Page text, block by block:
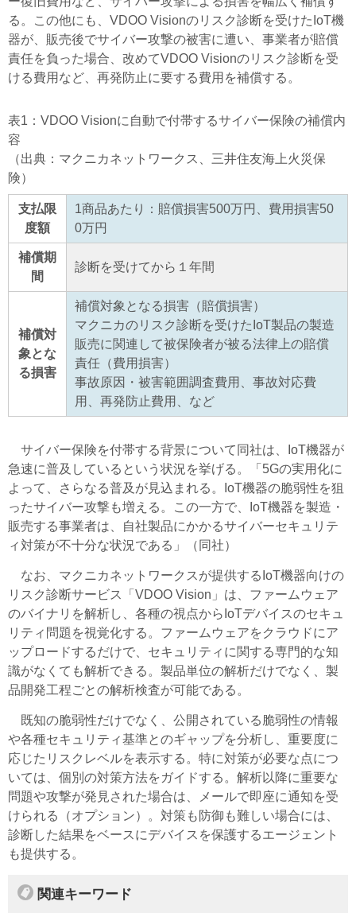
る。この他にも、VDOO Visionのリスク診断を受けたIoT機
器が、販売後でサイバー攻撃の被害に遭い、事業者が賠償
責任を負った場合、改めてVDOO Visionのリスク診断を受
ける費用など、再発防止に要する費用を補償する。
表1：VDOO Visionに自動で付帯するサイバー保険の補償内
容
（出典：マクニカネットワークス、三井住友海上火災保
険）
支払限
度額
1商品あたり：賠償損害500万円、費用損害50
0万円
補償期
間
診断を受けてから１年間
補償対
象とな
る損害
補償対象となる損害（賠償損害）
マクニカのリスク診断を受けたIoT製品の製造
販売に関連して被保険者が被る法律上の賠償
責任（費用損害）
事故原因・被害範囲調査費用、事故対応費
用、再発防止費用、など
サイバー保険を付帯する背景について同社は、IoT機器が
急速に普及しているという状況を挙げる。「5Gの実用化に
よって、さらなる普及が見込まれる。IoT機器の脆弱性を狙
ったサイバー攻撃も増える。この一方で、IoT機器を製造・
販売する事業者は、自社製品にかかるサイバーセキュリテ
ィ対策が不十分な状況である」（同社）
なお、マクニカネットワークスが提供するIoT機器向けの
リスク診断サービス「VDOO Vision」は、ファームウェア
のバイナリを解析し、各種の視点からIoTデバイスのセキュ
リティ問題を視覚化する。ファームウェアをクラウドにア
ップロードするだけで、セキュリティに関する専門的な知
識がなくても解析できる。製品単位の解析だけでなく、製
品開発工程ごとの解析検査が可能である。
既知の脆弱性だけでなく、公開されている脆弱性の情報
や各種セキュリティ基準とのギャップを分析し、重要度に
応じたリスクレベルを表示する。特に対策が必要な点につ
いては、個別の対策方法をガイドする。解析以降に重要な
問題や攻撃が発見された場合は、メールで即座に通知を受
けられる（オプション）。対策も防御も難しい場合には、
診断した結果をベースにデバイスを保護するエージェント
も提供する。
関連キーワード